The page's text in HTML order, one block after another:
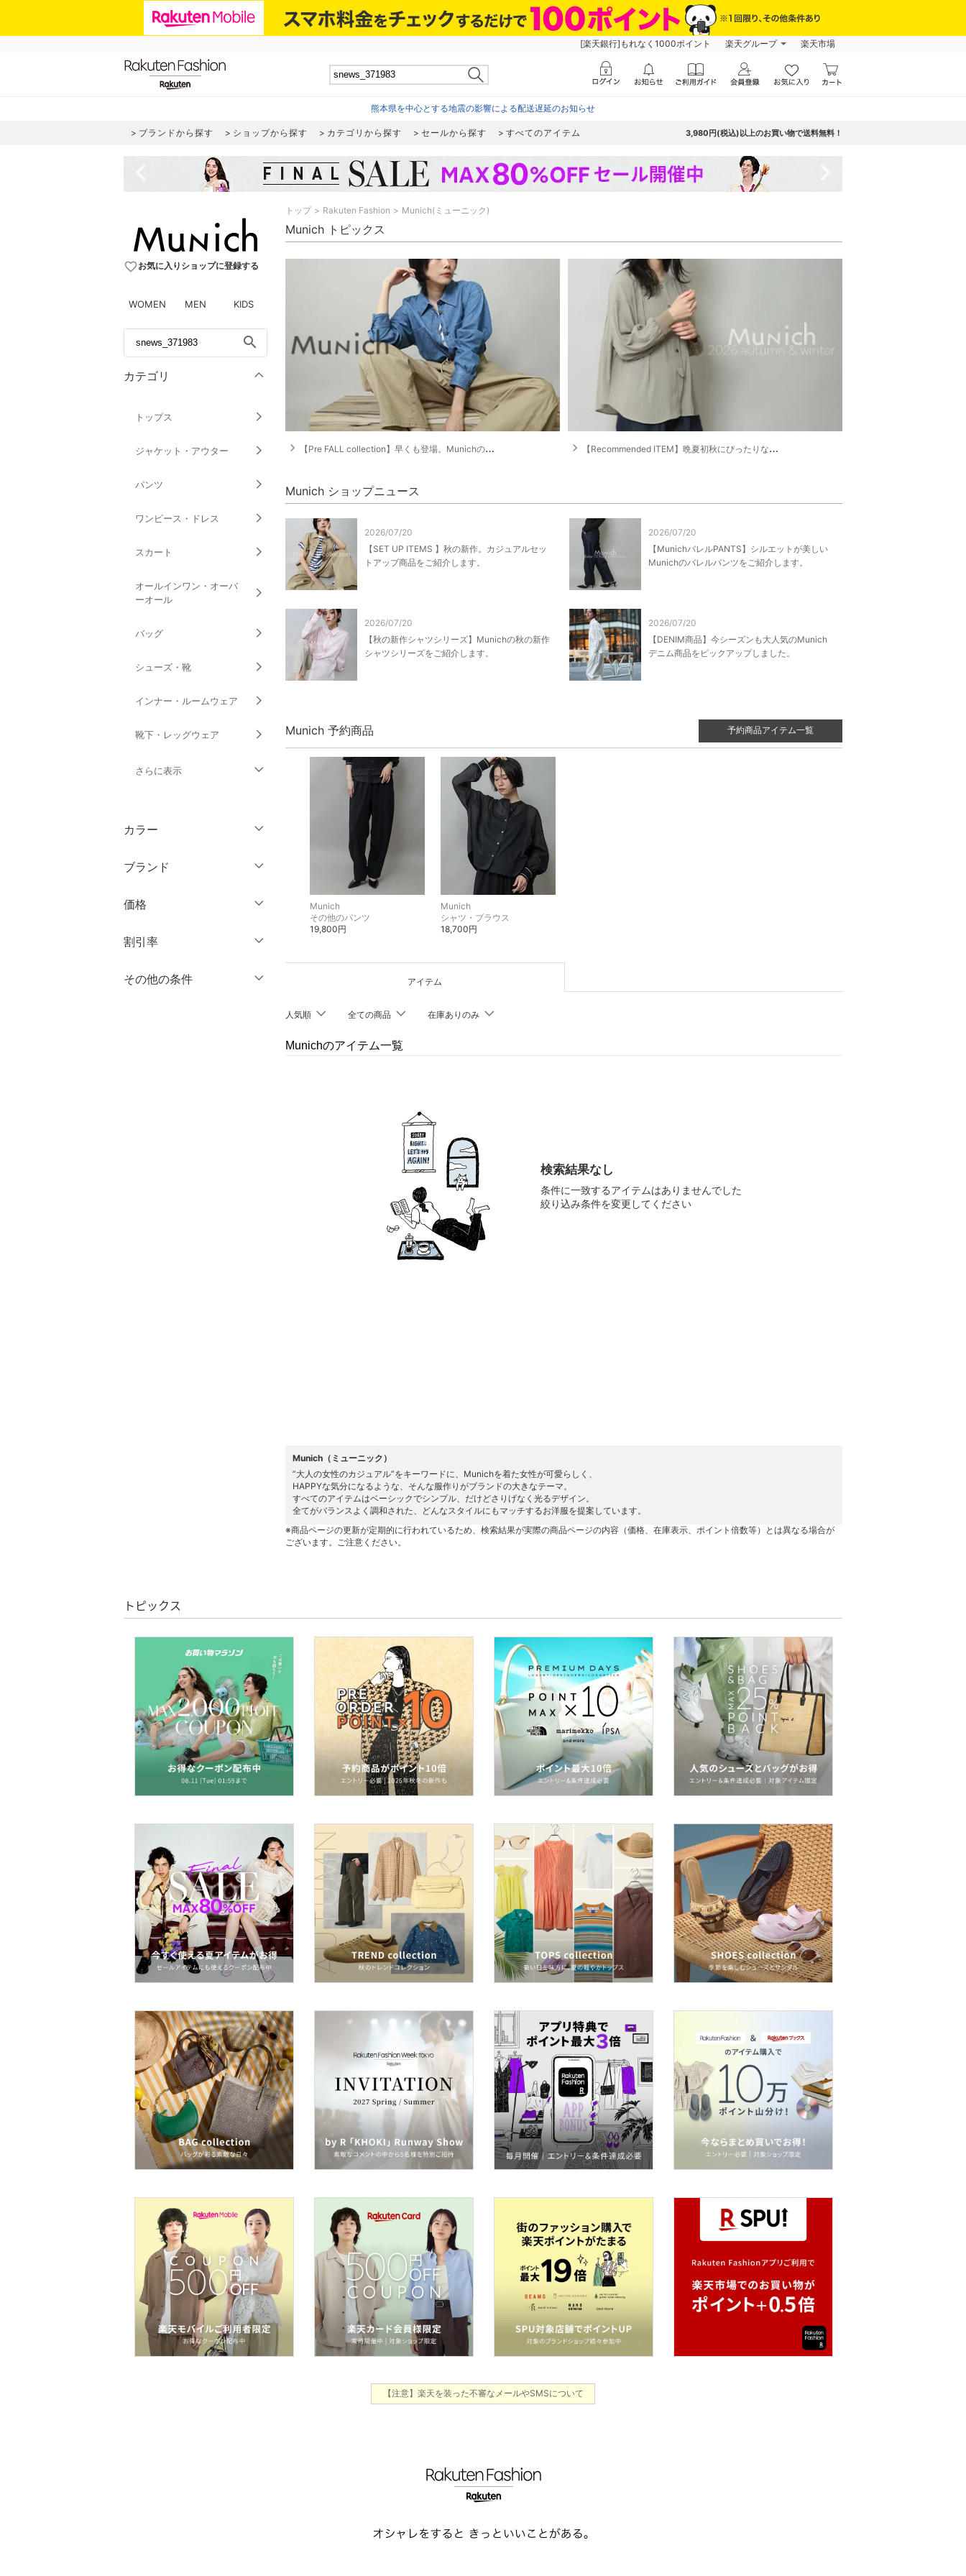
[楽天銀行]もれなく1000ポイント 楽天グループ 楽天市場
熊本県を中心とする地震の影響による配送遅延のお知らせ
ブランドから探す ショップから探す カテゴリから探す セールから探す すべてのアイテム 3,980円(税込)以上のお買い物で送料無料！
favorite_borderお気に入りショップに登録する
WOMEN MEN KIDS
search
カテゴリ
トップス
ジャケット・アウター
パンツ
ワンピース・ドレス
スカート
オールインワン・オーバ
ーオール
バッグ
シューズ・靴
インナー・ルームウェア
靴下・レッグウェア
さらに表示
アクセサリー・腕時計
財布・ポーチ・ケース
帽子
ヘアアクセサリー
マタニティウェア・ベビ
ー用品
文房具
福袋・ギフト・その他
カラー
クリア
ブランド
価格
絞り込み
割引率
％OFF～ ％OFF
その他の条件
トップ Rakuten Fashion Munich(ミューニック)
Munich トピックス
navigate_next 【Pre FALL collection】早くも登場。Munichの秋の新作をご紹介。 navigate_next 【Recommended ITEM】晩夏初秋にぴったりな新作をピックアップ。
Munich ショップニュース
2026/07/20
【SET UP ITEMS 】秋の新作。カジュアルセッ
トアップ商品をご紹介します。
2026/07/20
【MunichバレルPANTS】シルエットが美しい
Munichのバレルパンツをご紹介します。
2026/07/20
【秋の新作シャツシリーズ】Munichの秋の新作
シャツシリーズをご紹介します。
2026/07/20
【DENIM商品】今シーズンも大人気のMunich
デニム商品をピックアップしました。
Munich 予約商品 予約商品アイテム一覧
Munich
その他のパンツ
19,800円
Munich
シャツ・ブラウス
18,700円
アイテム
人気順 全ての商品 在庫ありのみ
Munichのアイテム一覧
検索結果なし
条件に一致するアイテムはありませんでした
絞り込み条件を変更してください
Munich（ミューニック）
”大人の女性のカジュアル”をキーワードに、Munichを着た女性が可愛らしく、
HAPPYな気分になるような、そんな服作りがブランドの大きなテーマ。
すべてのアイテムはベーシックでシンプル、だけどさりげなく光るデザイン。
全てがバランスよく調和された、どんなスタイルにもマッチするお洋服を提案しています。
※商品ページの更新が定期的に行われているため、検索結果が実際の商品ページの内容（価格、在庫表示、ポイント倍数等）とは異なる場合が
ございます。ご注意ください。
トピックス
【注意】楽天を装った不審なメールやSMSについて